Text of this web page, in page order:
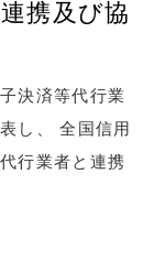
携及び協
決済等代行業
し、 全国信用
行業者と連携